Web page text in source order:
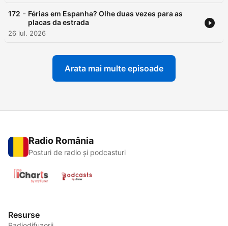
172 - Férias em Espanha? Olhe duas vezes para as
placas da estrada
26 iul. 2026
Arata mai multe episoade
Radio România
Posturi de radio și podcasturi
Resurse